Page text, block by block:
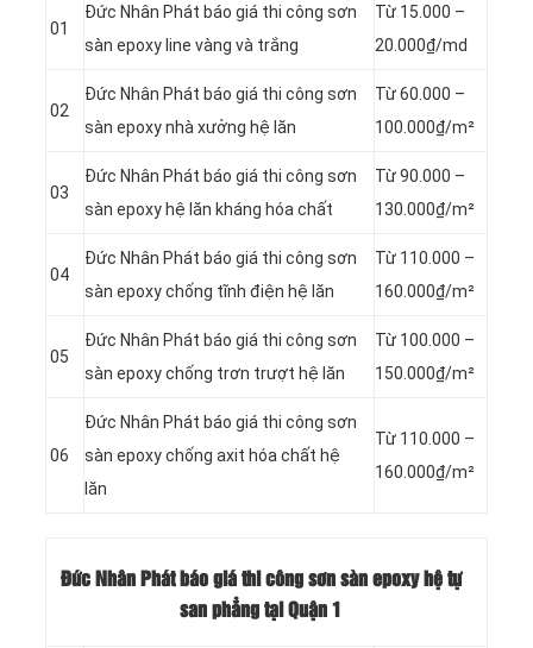
01
Đức Nhân Phát báo giá thi công sơn
sàn epoxy line vàng và trắng
Từ 15.000 –
20.000₫/md
02
Đức Nhân Phát báo giá thi công sơn
sàn epoxy nhà xưởng hệ lăn
Từ 60.000 –
100.000₫/m²
03
Đức Nhân Phát báo giá thi công sơn
sàn epoxy hệ lăn kháng hóa chất
Từ 90.000 –
130.000₫/m²
04
Đức Nhân Phát báo giá thi công sơn
sàn epoxy chống tĩnh điện hệ lăn
Từ 110.000 –
160.000₫/m²
05
Đức Nhân Phát báo giá thi công sơn
sàn epoxy chống trơn trượt hệ lăn
Từ 100.000 –
150.000₫/m²
06
Đức Nhân Phát báo giá thi công sơn
sàn epoxy chống axit hóa chất hệ
lăn
Từ 110.000 –
160.000₫/m²
Đức Nhân Phát báo giá thi công sơn sàn epoxy hệ tự
san phẳng tại Quận 1